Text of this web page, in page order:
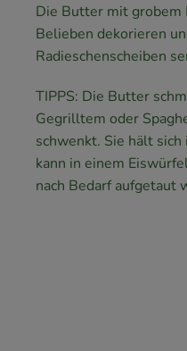
Die Butter mit grobem
Belieben dekorieren
Radieschenscheiben
TIPPS: Die Butter
Gegrilltem oder
schwenkt. Sie hält
kann in einem
nach Bedarf aufgetaut